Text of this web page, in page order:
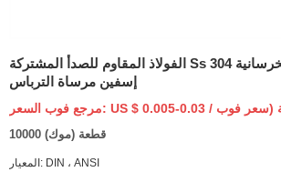
الفولاذ المقاوم للصدأ المشتركة Ss 304 المراسي الخرسانية
إسفين مرساة الترباس
10000 قطعة (موك)
المعيار: DIN ، ANSI